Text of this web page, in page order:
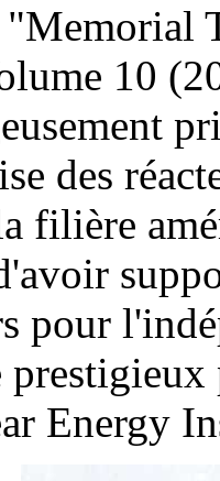
10
des
filière
pour
Energy